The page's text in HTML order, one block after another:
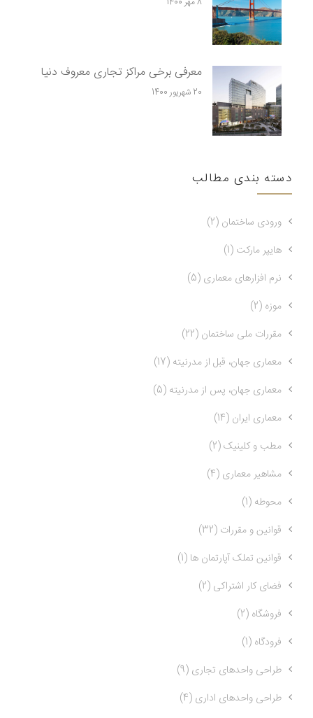
معرفی برخی مراکز تجاری معروف دنیا
20 شهریور 1400
دسته بندی مطالب
ورودی ساختمان (2)
هایپر مارکت (1)
نرم افزارهای معماری (5)
موزه (2)
مقررات ملی ساختمان (22)
معماری جهان، قبل از مدرنیته (17)
معماری جهان، پس از مدرنیته (5)
معماری ایران (14)
مطب و کلینیک (2)
مشاهیر معماری (4)
محوطه (1)
قوانین و مقررات (32)
قوانین تملک آپارتمان ها (1)
فضای کار اشتراکی (2)
فروشگاه (2)
فرودگاه (1)
طراحی واحدهای تجاری (9)
طراحی واحدهای اداری (4)